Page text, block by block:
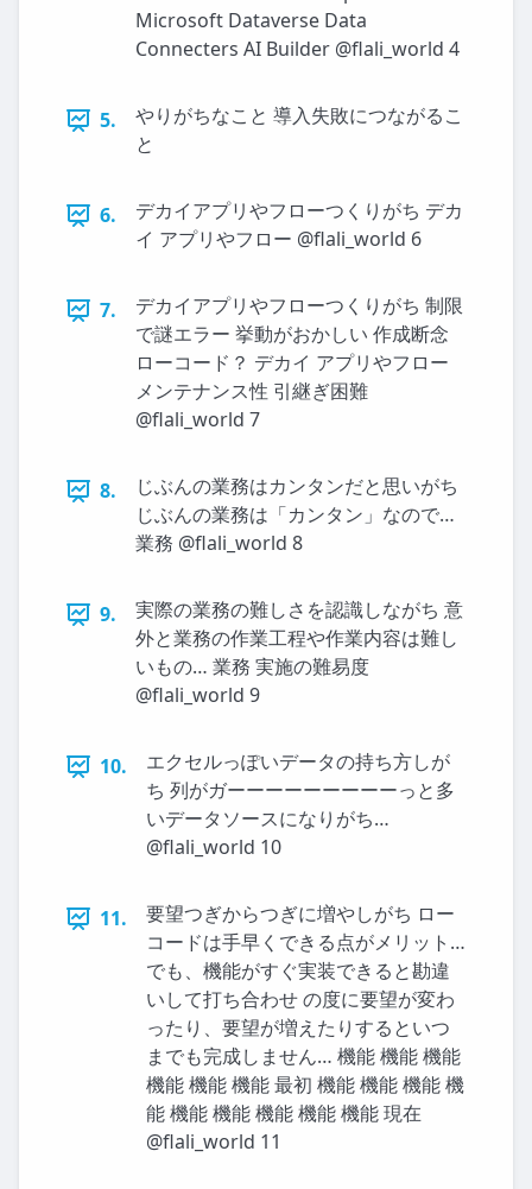
Microsoft Dataverse Data
Connecters AI Builder @flali_world 4
5.
やりがちなこと 導入失敗につながるこ
と
6.
デカイアプリやフローつくりがち デカ
イ アプリやフロー @flali_world 6
7.
デカイアプリやフローつくりがち 制限
で謎エラー 挙動がおかしい 作成断念
ローコード？ デカイ アプリやフロー
メンテナンス性 引継ぎ困難
@flali_world 7
8.
じぶんの業務はカンタンだと思いがち
じぶんの業務は「カンタン」なので…
業務 @flali_world 8
9.
実際の業務の難しさを認識しながち 意
外と業務の作業工程や作業内容は難し
いもの… 業務 実施の難易度
@flali_world 9
10.
エクセルっぽいデータの持ち方しが
ち 列がガーーーーーーーーーっと多
いデータソースになりがち…
@flali_world 10
11.
要望つぎからつぎに増やしがち ロー
コードは手早くできる点がメリット…
でも、機能がすぐ実装できると勘違
いして打ち合わせ の度に要望が変わ
ったり、要望が増えたりするといつ
までも完成しません… 機能 機能 機能
機能 機能 機能 最初 機能 機能 機能 機
能 機能 機能 機能 機能 機能 現在
@flali_world 11